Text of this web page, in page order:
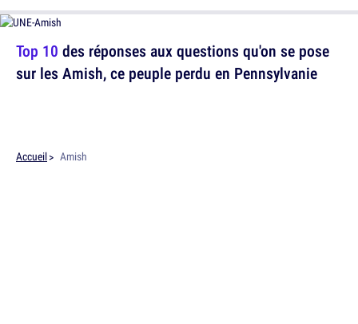
Top 10 des réponses aux questions qu'on se pose
sur les Amish, ce peuple perdu en Pennsylvanie
Accueil Amish